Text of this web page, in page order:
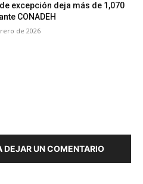
excepción deja más de 1,070
CONADEH
de 2026
DEJAR UN COMENTARIO